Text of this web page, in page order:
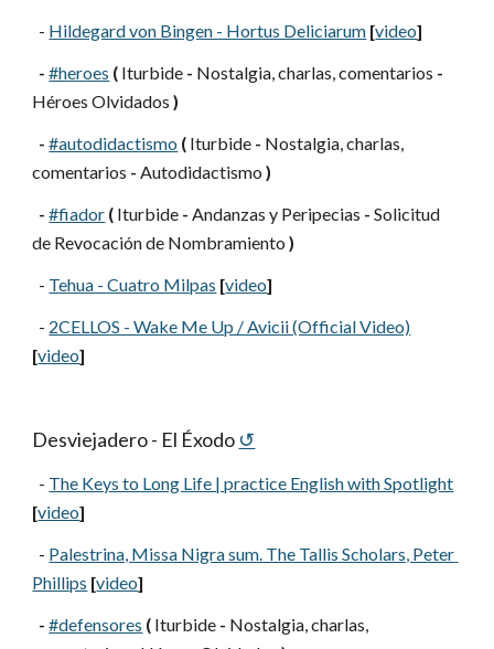
  -
Hildegard von Bingen - Hortus Deliciarum [video]
- #heroes ( Iturbide - Nostalgia, charlas, comentarios -
Héroes Olvidados )
- #autodidactismo ( Iturbide - Nostalgia, charlas,
comentarios - Autodidactismo )
- #fiador ( Iturbide - Andanzas y Peripecias - Solicitud
de Revocación de Nombramiento )
  -
Tehua - Cuatro Milpas [video]
  -
2CELLOS - Wake Me Up / Avicii (Official Video)
[video]
Desviejadero - El Éxodo↺
  -
The Keys to Long Life | practice English with Spotlight
[video]
  -
Palestrina, Missa Nigra sum. The Tallis Scholars, Peter
Phillips [video]
- #defensores ( Iturbide - Nostalgia, charlas,